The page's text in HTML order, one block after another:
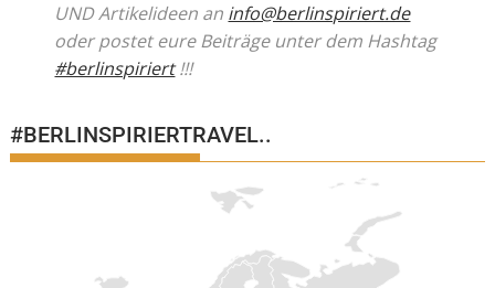
UND Artikelideen an info@berlinspiriert.de
oder postet eure Beiträge unter dem Hashtag
#berlinspiriert!!!
#BERLINSPIRIERTRAVEL..